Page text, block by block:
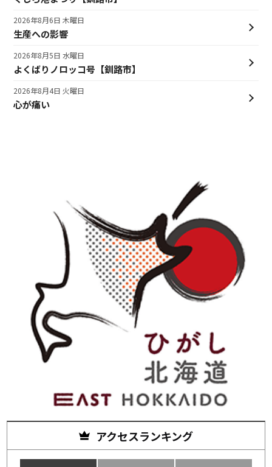
生産への影響
2026年8月6日 木曜日
よくばりノロッコ号【釧路市】
2026年8月5日 水曜日
心が痛い
2026年8月4日 火曜日
アクセスランキング